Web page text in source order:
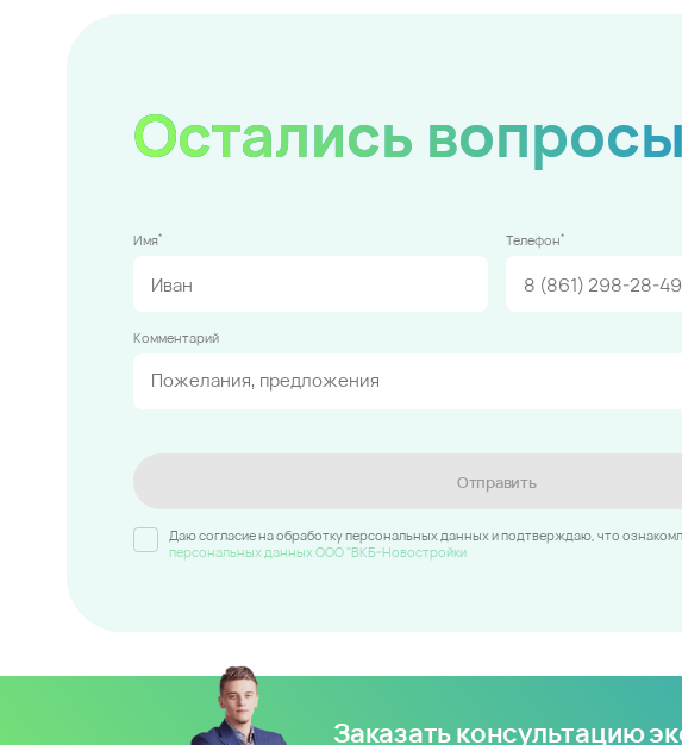
Остались
Имя* Телефон*
Комментарий
Отправить
Даю согласие на обработку персональных данных и подтверждаю, что
персональных данных ООО "ВКБ-Новостройки
Заказать консультацию